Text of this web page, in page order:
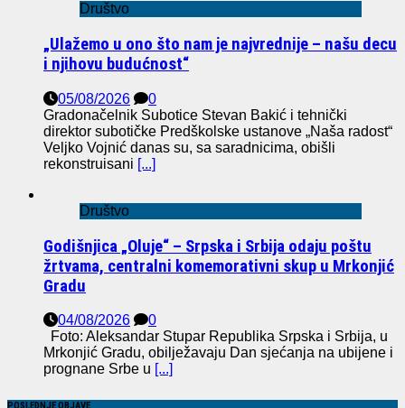
Društvo
„Ulažemo u ono što nam je najvrednije – našu decu
i njihovu budućnost“
05/08/2026
0
Gradonačelnik Subotice Stevan Bakić i tehnički
direktor subotičke Predškolske ustanove „Naša radost“
Veljko Vojnić danas su, sa saradnicima, obišli
rekonstruisani [...]
Društvo
Godišnjica „Oluje“ – Srpska i Srbija odaju poštu
žrtvama, centralni komemorativni skup u Mrkonjić
Gradu
04/08/2026
0
Foto: Aleksandar Stupar Republika Srpska i Srbija, u
Mrkonjić Gradu, obilježavaju Dan sjećanja na ubijene i
prognane Srbe u [...]